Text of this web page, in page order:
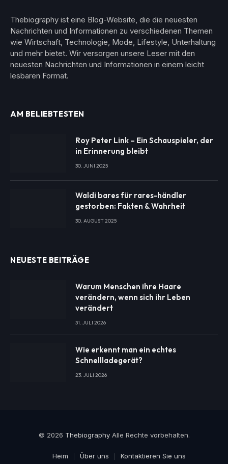
Thebiography ist eine Blog-Website, die die neuesten
Nachrichten und Informationen zu verschiedenen Themen
wie Wirtschaft, Technologie, Mode, Lifestyle, Unterhaltung
und mehr bietet. Wir versorgen unsere Leser mit den
neuesten Nachrichten und Informationen in einem leicht
lesbaren Format.
AM BELIEBTESTEN
Roy Peter Link – Ein Schauspieler, der
in Erinnerung bleibt
30. JUNI 2025
Waldi bares für rares-händler
gestorben: Fakten & Wahrheit
30. AUGUST 2025
NEUESTE BEITRÄGE
Warum Menschen ihre Haare
verändern, wenn sich ihr Leben
verändert
31. JULI 2026
Wie erkennt man ein echtes
Schnellladegerät?
23. JULI 2026
© 2026 ThebiographyAlle Rechte vorbehalten.
Heim Über uns Kontaktieren Sie uns